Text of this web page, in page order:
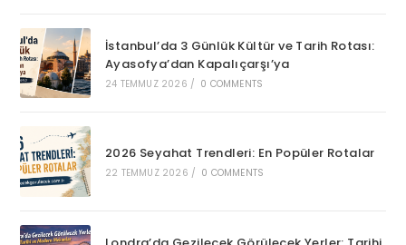
İstanbul’da 3 Günlük Kültür ve Tarih Rotası:
Ayasofya’dan Kapalıçarşı’ya
24 TEMMUZ 2026 / 0 COMMENTS
2026 Seyahat Trendleri: En Popüler Rotalar
22 TEMMUZ 2026 / 0 COMMENTS